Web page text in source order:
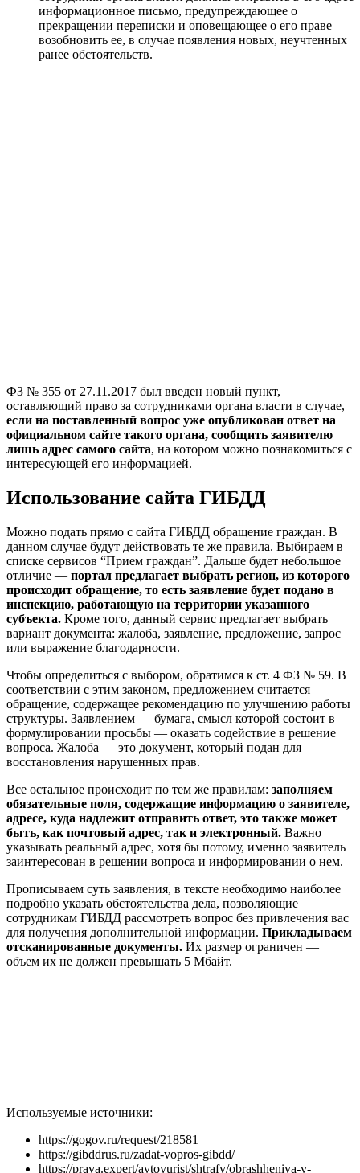
информационное письмо, предупреждающее о
прекращении переписки и оповещающее о его праве
возобновить ее, в случае появления новых, неучтенных
ранее обстоятельств.
ФЗ № 355 от 27.11.2017 был введен новый пункт,
оставляющий право за сотрудниками органа власти в случае,
если на поставленный вопрос уже опубликован ответ на
официальном сайте такого органа, сообщить заявителю
лишь адрес самого сайта, на котором можно познакомиться с
интересующей его информацией.
Использование сайта ГИБДД
Можно подать прямо с сайта ГИБДД обращение граждан. В
данном случае будут действовать те же правила. Выбираем в
списке сервисов “Прием граждан”. Дальше будет небольшое
отличие — портал предлагает выбрать регион, из которого
происходит обращение, то есть заявление будет подано в
инспекцию, работающую на территории указанного
субъекта. Кроме того, данный сервис предлагает выбрать
вариант документа: жалоба, заявление, предложение, запрос
или выражение благодарности.
Чтобы определиться с выбором, обратимся к ст. 4 ФЗ № 59. В
соответствии с этим законом, предложением считается
обращение, содержащее рекомендацию по улучшению работы
структуры. Заявлением — бумага, смысл которой состоит в
формулировании просьбы — оказать содействие в решение
вопроса. Жалоба — это документ, который подан для
восстановления нарушенных прав.
Все остальное происходит по тем же правилам: заполняем
обязательные поля, содержащие информацию о заявителе,
адресе, куда надлежит отправить ответ, это также может
быть, как почтовый адрес, так и электронный. Важно
указывать реальный адрес, хотя бы потому, именно заявитель
заинтересован в решении вопроса и информировании о нем.
Прописываем суть заявления, в тексте необходимо наиболее
подробно указать обстоятельства дела, позволяющие
сотрудникам ГИБДД рассмотреть вопрос без привлечения вас
для получения дополнительной информации. Прикладываем
отсканированные документы. Их размер ограничен —
объем их не должен превышать 5 Мбайт.
Используемые источники:
https://gogov.ru/request/218581
https://gibddrus.ru/zadat-vopros-gibdd/
https://prava.expert/avtoyurist/shtrafy/obrashheniya-v-